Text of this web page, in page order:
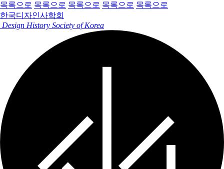
목록으로 목록으로 목록으로 목록으로 목록으로
한국디자인사학회
Design History Society of Korea